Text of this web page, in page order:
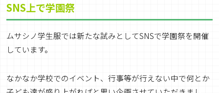
SNS上で学園祭
ムサシノ学生服では新たな試みとしてSNSで学園祭を開催
しています。
なかなか学校でのイベント、行事等が行えない中で何とか